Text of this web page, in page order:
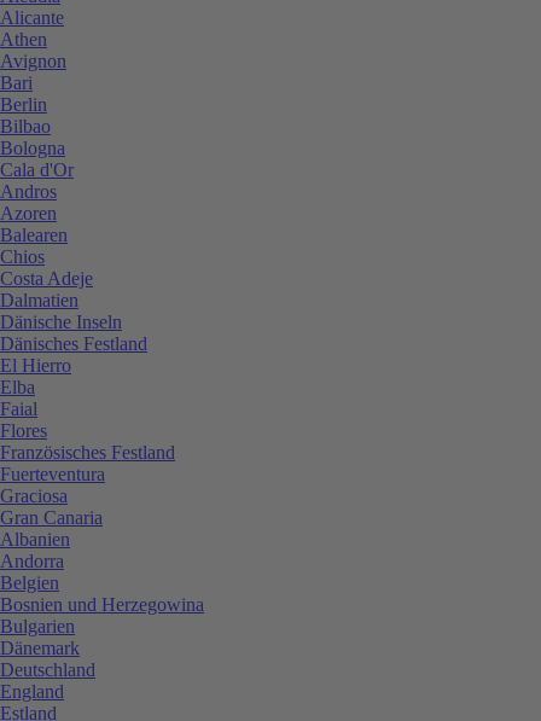
Alicante
Athen
Avignon
Bari
Berlin
Bilbao
Bologna
Cala d'Or
Andros
Azoren
Balearen
Chios
Costa Adeje
Dalmatien
Dänische Inseln
Dänisches Festland
El Hierro
Elba
Faial
Flores
Französisches Festland
Fuerteventura
Graciosa
Gran Canaria
Albanien
Andorra
Belgien
Bosnien und Herzegowina
Bulgarien
Dänemark
Deutschland
England
Estland